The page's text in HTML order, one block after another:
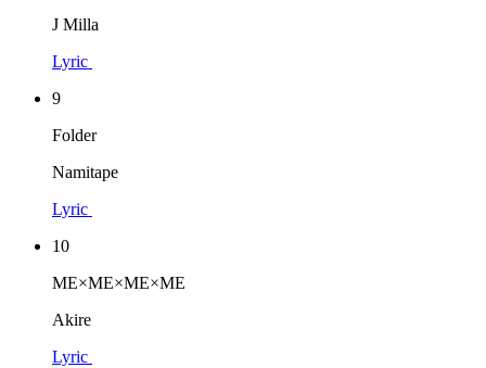
J Milla
Lyric
9
Folder
Namitape
Lyric
10
ME×ME×ME×ME
Akire
Lyric